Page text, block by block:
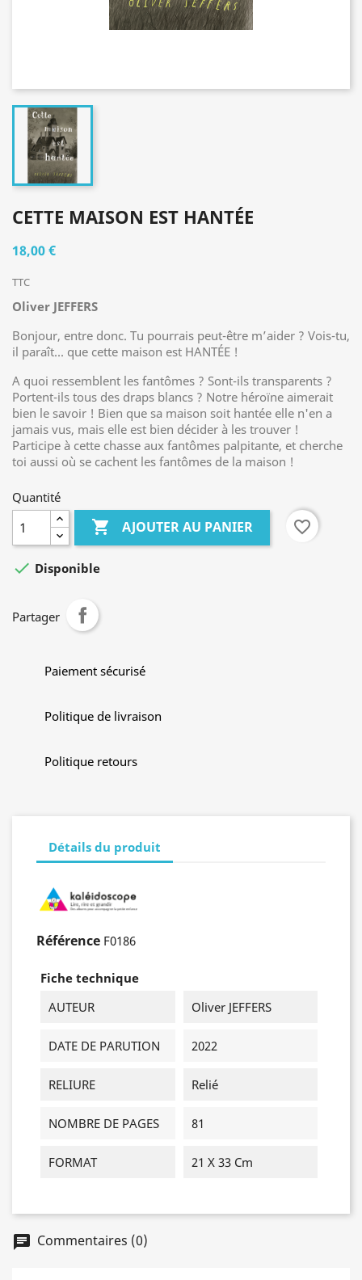
CETTE MAISON EST HANTÉE
18,00 €
TTC
Oliver JEFFERS
Bonjour, entre donc. Tu pourrais peut-être m’aider ? Vois-tu,
il paraît... que cette maison est HANTÉE !
A quoi ressemblent les fantômes ? Sont-ils transparents ?
Portent-ils tous des draps blancs ? Notre héroïne aimerait
bien le savoir ! Bien que sa maison soit hantée elle n'en a
jamais vus, mais elle est bien décider à les trouver !
Participe à cette chasse aux fantômes palpitante, et cherche
toi aussi où se cachent les fantômes de la maison !
Quantité
 AJOUTER AU PANIER favorite_border
 Disponible
Partager
Paiement sécurisé
Politique de livraison
Politique retours
Détails du produit
Référence F0186
Fiche technique
AUTEUR
Oliver JEFFERS
DATE DE PARUTION 2022
RELIURE Relié
NOMBRE DE PAGES 81
FORMAT 21 X 33 Cm
chat Commentaires (0)